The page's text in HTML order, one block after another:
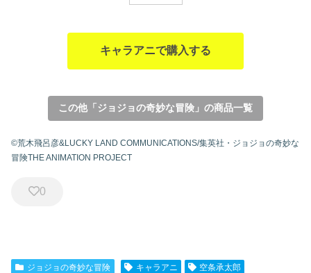
キャラアニで購入する
この他「ジョジョの奇妙な冒険」の商品一覧
©荒木飛呂彦&LUCKY LAND COMMUNICATIONS/集英社・ジョジョの奇妙な
冒険THE ANIMATION PROJECT
0
ジョジョの奇妙な冒険 キャラアニ 空条承太郎